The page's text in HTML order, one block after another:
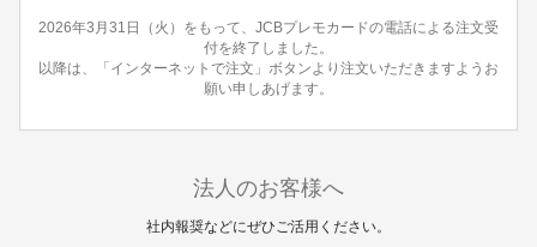
2026年3月31日（火）をもって、JCBプレモカードの電話による注文受
付を終了しました。
以降は、「インターネットで注文」ボタンより注文いただきますようお
願い申しあげます。
法人のお客様へ
社内報奨などにぜひご活用ください。